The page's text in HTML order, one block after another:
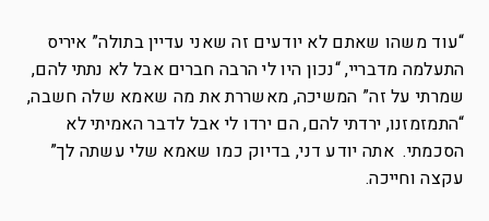
“עוד משהו שאתם לא יודעים זה שאני עדיין בתולה” איריס
התעלמה מדבריי, “נכון היו לי הרבה חברים אבל לא נתתי להם,
שמרתי על זה” המשיכה, מאשררת את מה שאמא שלה חשבה,
“התמזמזנו, ירדתי להם, הם ירדו לי אבל לדבר האמיתי לא
הסכמתי. אתה יודע דני, בדיוק כמו שאמא שלי עשתה לך”
עקצה וחייכה.